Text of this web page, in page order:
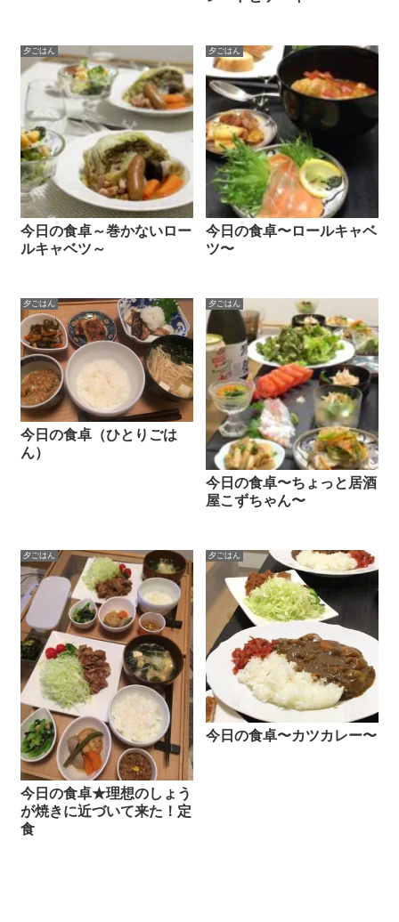
夕ごはん
今日の食卓～巻かないロー
ルキャベツ～
夕ごはん
今日の食卓〜ロールキャベ
ツ〜
夕ごはん
今日の食卓（ひとりごは
ん）
夕ごはん
今日の食卓〜ちょっと居酒
屋こずちゃん〜
夕ごはん
今日の食卓★理想のしょう
が焼きに近づいて来た！定
食
夕ごはん
今日の食卓〜カツカレー〜